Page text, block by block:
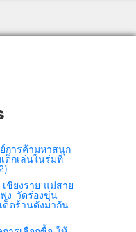
การค้ามหาสนุก
ด็กเล่นในร่มที่
ชียงราย แม่สาย
ง วัดร่องขุ่น
ด็ดร้านดังมากัน